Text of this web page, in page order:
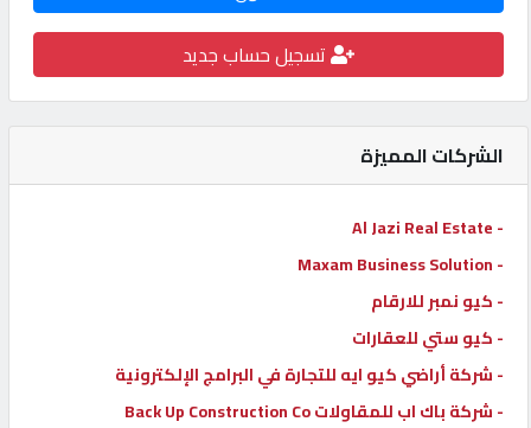
كيو
كارز
كيو
الدليل
القطري
POWERED
تسجيل حساب جديد
الشركات المميزة
- Al Jazi Real Estate
- Maxam Business Solution
- كيو نمبر للارقام
- كيو ستي للعقارات
- شركة أراضي كيو ايه للتجارة في البرامج الإلكترونية
- شركة باك اب للمقاولات Back Up Construction Co